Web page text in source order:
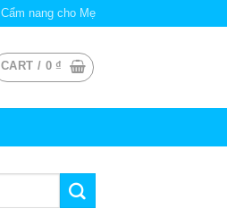
Cẩm nang cho Mẹ
CART / 0 ₫